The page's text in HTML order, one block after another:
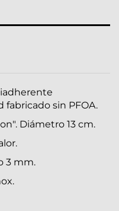
sin PFOA.
Diámetro 13 cm.
3 mm.